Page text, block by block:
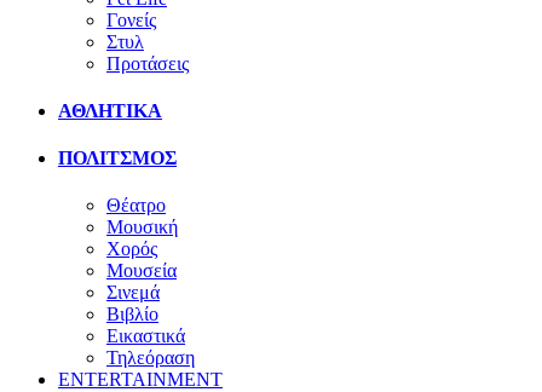
Γονείς
Στυλ
Προτάσεις
ΑΘΛΗΤΙΚΑ
ΠΟΛΙΤΣΜΟΣ
Θέατρο
Μουσική
Χορός
Μουσεία
Σινεμά
Βιβλίο
Εικαστικά
Τηλεόραση
ENTERTAINMENT